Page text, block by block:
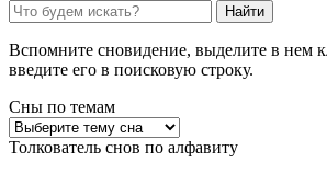
Найти
Вспомните сновидение, выделите в нем
введите его в поисковую строку.
Сны по темам
Толкователь снов по алфавиту